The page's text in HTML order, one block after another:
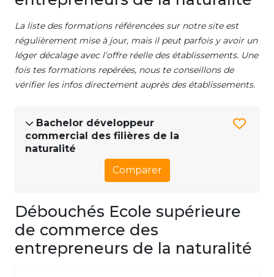
La liste des formations référencées sur notre site est
régulièrement mise à jour, mais il peut parfois y avoir un
léger décalage avec l'offre réelle des établissements. Une
fois tes formations repérées, nous te conseillons de
vérifier les infos directement auprès des établissements.
Bachelor développeur
commercial des filières de la
naturalité
Comparer
Débouchés Ecole supérieure
de commerce des
entrepreneurs de la naturalité